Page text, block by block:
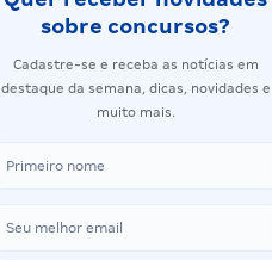
sobre concursos?
Cadastre-se e receba as notícias em
destaque da semana, dicas, novidades e
muito mais.